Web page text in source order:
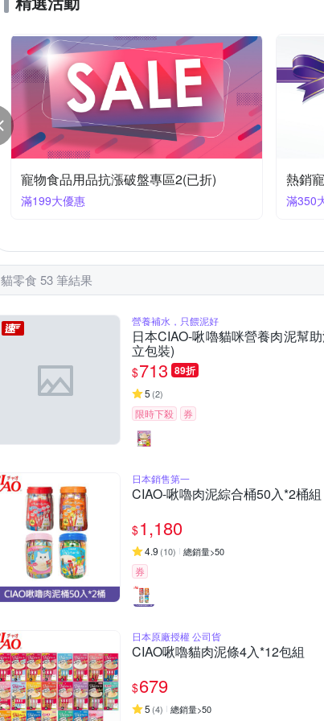
寵物食品用品抗漲破盤專區2(已折)
滿199大優惠
熱銷
滿350
貓零食 53 筆結果
營養補水，只餵泥好
日本CIAO-啾嚕貓咪營養肉泥幫
立包裝)
$713 89折
5 (2)
限時下殺 券
日本銷售第一
CIAO-啾嚕肉泥綜合桶50入*2桶組
$1,180
4.9 (10) 總銷量>50
券
日本原廠授權 公司貨
CIAO啾嚕貓肉泥條4入*12包組
$679
5 (4) 總銷量>50